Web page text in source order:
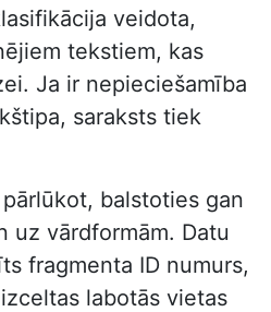
veidota,
tekstiem, kas
Ja ir nepieciešamība
saraksts tiek
balstoties gan
uz vārdformām. Datu
fragmenta ID numurs,
labotās vietas